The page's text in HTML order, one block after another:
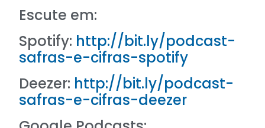
Escute em:
Spotify: http://bit.ly/podcast-
safras-e-cifras-spotify
Deezer: http://bit.ly/podcast-
safras-e-cifras-deezer